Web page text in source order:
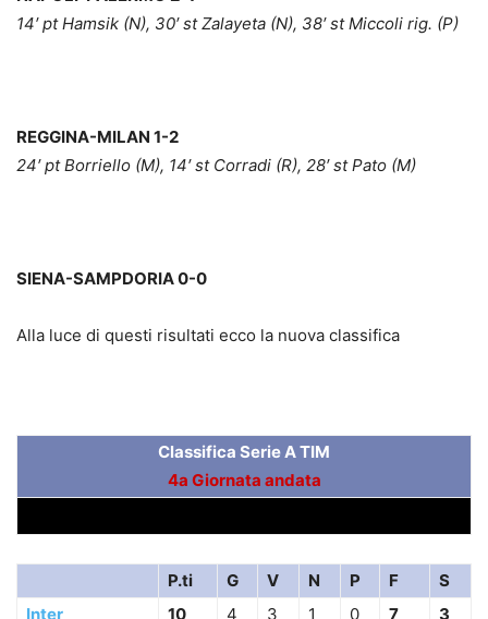
14′ pt Hamsik (N), 30′ st Zalayeta (N), 38′ st Miccoli rig. (P)
REGGINA-MILAN 1-2
24′ pt Borriello (M), 14′ st Corradi (R), 28′ st Pato (M)
SIENA-SAMPDORIA 0-0
Alla luce di questi risultati ecco la nuova classifica
Classifica Serie A TIM
4a Giornata andata
P.ti G V N P F
S
Inter
10 4 3 1 0 7 3